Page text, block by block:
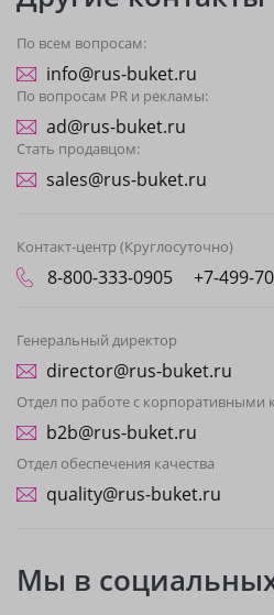
По всем вопросам:
info@rus-buket.ru
По вопросам PR и рекламы:
ad@rus-buket.ru
Стать продавцом:
sales@rus-buket.ru
Контакт-центр (Круглосуточно)
8-800-333-0905 +7-499-
Генеральный директор
director@rus-buket.ru
Отдел по работе с корпоративными
b2b@rus-buket.ru
Отдел обеспечения качества
quality@rus-buket.ru
Мы в социальных